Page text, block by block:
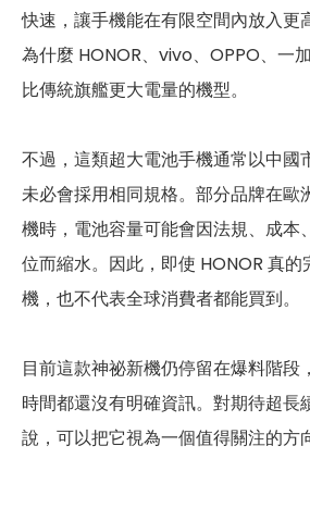
快速，讓手機能在有限空間內放入更
為什麼 HONOR、vivo、OPPO、一
比傳統旗艦更大電量的機型。
不過，這類超大電池手機通常以中國
未必會採用相同規格。部分品牌在歐
機時，電池容量可能會因法規、成本
位而縮水。因此，即使 HONOR 真
機，也不代表全球消費者都能買到。
目前這款神祕新機仍停留在爆料階段
時間都還沒有明確資訊。對期待超長
說，可以把它視為一個值得關注的方